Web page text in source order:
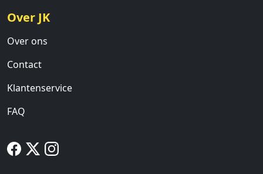
Over JK
Over ons
Contact
Klantenservice
FAQ